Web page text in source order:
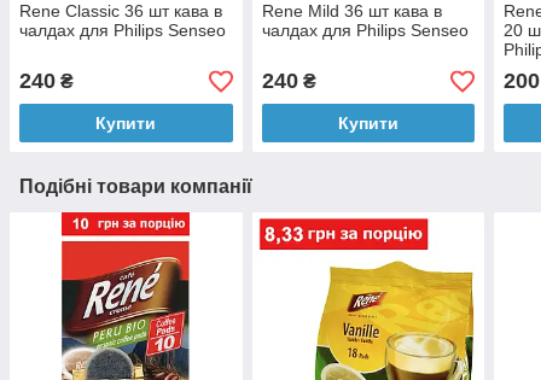
Rene Classic 36 шт кава в
чалдах для Philips Senseo
240 ₴
Купити
Rene Mild 36 шт кава в
чалдах для Philips Senseo
240₴
Купити
20
200
Подібні товари компанії